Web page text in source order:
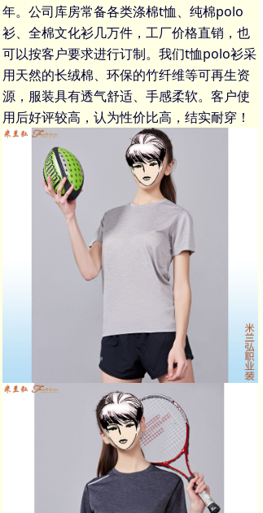
年。公司库房常备各类涤棉t恤、 纯棉polo
衫、 全棉文化衫几万件，工厂价格直销，也
可以按客户要求进行订制。我们t恤polo衫采
用天然的长绒棉、环保的竹纤维等可再生资
源，服装具有透气舒适、手感柔软。客户使
用后好评较高，认为性价比高，结实耐穿！